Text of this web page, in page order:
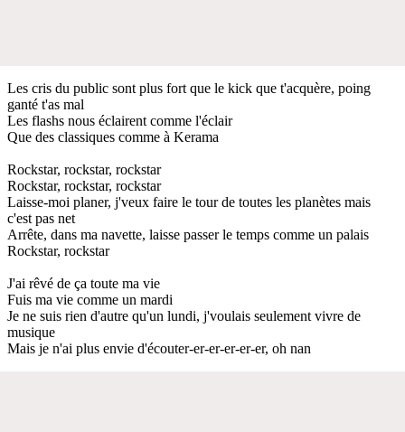
Les cris du public sont plus fort que le kick que t'acquère, poing
ganté t'as mal
Les flashs nous éclairent comme l'éclair
Que des classiques comme à Kerama
Rockstar, rockstar, rockstar
Rockstar, rockstar, rockstar
Laisse-moi planer, j'veux faire le tour de toutes les planètes mais
c'est pas net
Arrête, dans ma navette, laisse passer le temps comme un palais
Rockstar, rockstar
J'ai rêvé de ça toute ma vie
Fuis ma vie comme un mardi
Je ne suis rien d'autre qu'un lundi, j'voulais seulement vivre de
musique
Mais je n'ai plus envie d'écouter-er-er-er-er-er, oh nan